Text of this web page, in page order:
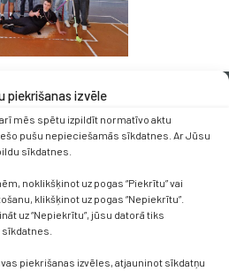
piekrišanas izvēle
mēs spētu izpildīt normatīvo aktu
pušu nepieciešamās sīkdatnes. Ar Jūsu
sīkdatnes.
noklikšķinot uz pogas “Piekrītu” vai
klikšķinot uz pogas “Nepiekrītu”.
uz “Nepiekrītu”, jūsu datorā tiks
piekrišanas izvēles, atjauninot sīkdatņu